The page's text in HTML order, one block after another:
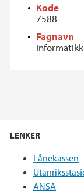
Kode
7588
Fagnavn
Informatikk
LENKER
Lånekassen
ANSA